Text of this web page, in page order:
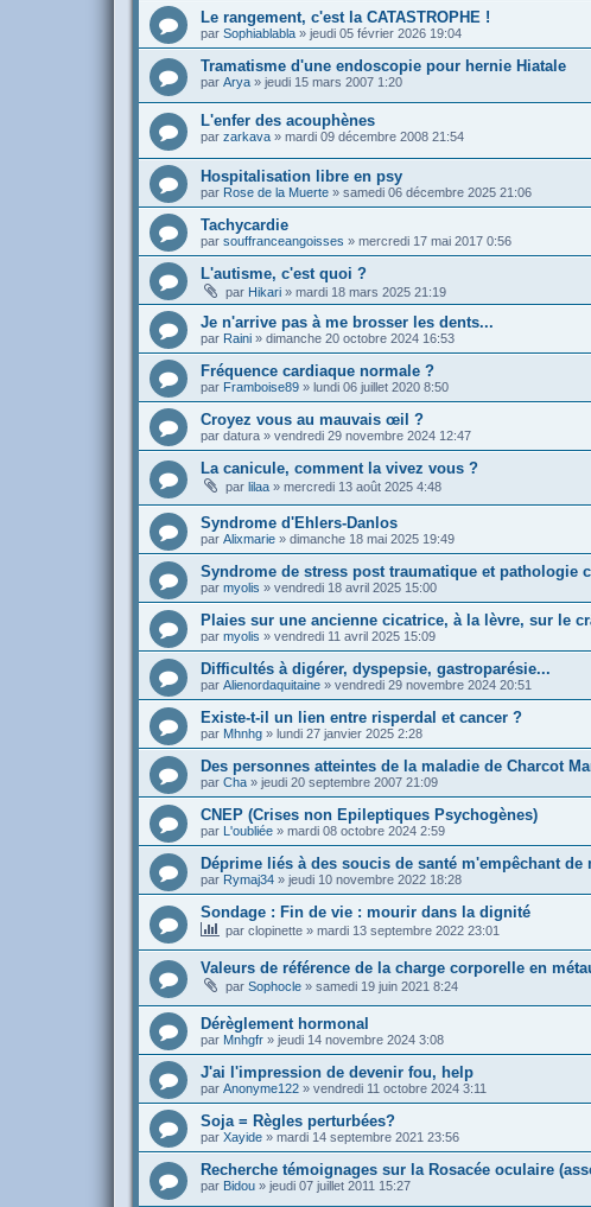
Le rangement, c'est la CATASTROPHE !
par Sophiablabla » jeudi 05 février 2026 19:04
Tramatisme d'une endoscopie pour hernie Hiatale
par Arya » jeudi 15 mars 2007 1:20
L'enfer des acouphènes
par zarkava » mardi 09 décembre 2008 21:54
Hospitalisation libre en psy
par Rose de la Muerte » samedi 06 décembre 2025 21:06
Tachycardie
par souffranceangoisses » mercredi 17 mai 2017 0:56
L'autisme, c'est quoi ?
par Hikari » mardi 18 mars 2025 21:19
Je n'arrive pas à me brosser les dents...
par Raini » dimanche 20 octobre 2024 16:53
Fréquence cardiaque normale ?
par Framboise89 » lundi 06 juillet 2020 8:50
Croyez vous au mauvais œil ?
par datura » vendredi 29 novembre 2024 12:47
La canicule, comment la vivez vous ?
par lilaa » mercredi 13 août 2025 4:48
Syndrome d'Ehlers-Danlos
par Alixmarie » dimanche 18 mai 2025 19:49
Syndrome de stress post traumatique et pathologie
par myolis » vendredi 18 avril 2025 15:00
Plaies sur une ancienne cicatrice, à la lèvre, sur le
par myolis » vendredi 11 avril 2025 15:09
Difficultés à digérer, dyspepsie, gastroparésie...
par Alienordaquitaine » vendredi 29 novembre 2024 20:51
Existe-t-il un lien entre risperdal et cancer ?
par Mhnhg » lundi 27 janvier 2025 2:28
Des personnes atteintes de la maladie de Charcot
par Cha » jeudi 20 septembre 2007 21:09
CNEP (Crises non Epileptiques Psychogènes)
par L'oubliée » mardi 08 octobre 2024 2:59
Déprime liés à des soucis de santé m'empêchant de
par Rymaj34 » jeudi 10 novembre 2022 18:28
Sondage : Fin de vie : mourir dans la dignité
par clopinette » mardi 13 septembre 2022 23:01
Valeurs de référence de la charge corporelle en
par Sophocle » samedi 19 juin 2021 8:24
Dérèglement hormonal
par Mnhgfr » jeudi 14 novembre 2024 3:08
J'ai l'impression de devenir fou, help
par Anonyme122 » vendredi 11 octobre 2024 3:11
Soja = Règles perturbées?
par Xayide » mardi 14 septembre 2021 23:56
Recherche témoignages sur la Rosacée oculaire
par Bidou » jeudi 07 juillet 2011 15:27